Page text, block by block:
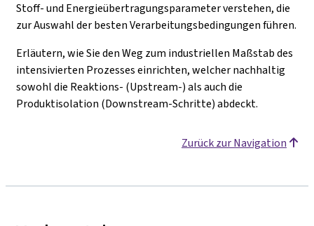
Stoff- und Energieübertragungsparameter verstehen, die
zur Auswahl der besten Verarbeitungsbedingungen führen.
Erläutern, wie Sie den Weg zum industriellen Maßstab des
intensivierten Prozesses einrichten, welcher nachhaltig
sowohl die Reaktions- (Upstream-) als auch die
Produktisolation (Downstream-Schritte) abdeckt.
Zurück zur Navigation